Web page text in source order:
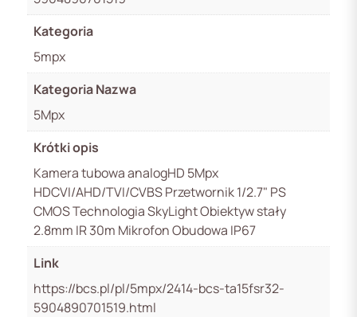
Kategoria
5mpx
Kategoria Nazwa
5Mpx
Krótki opis
Kamera tubowa analogHD 5Mpx
HDCVI/AHD/TVI/CVBS Przetwornik 1/2.7" PS
CMOS Technologia SkyLight Obiektyw stały
2.8mm IR 30m Mikrofon Obudowa IP67
Link
https://bcs.pl/pl/5mpx/2414-bcs-ta15fsr32-
5904890701519.html